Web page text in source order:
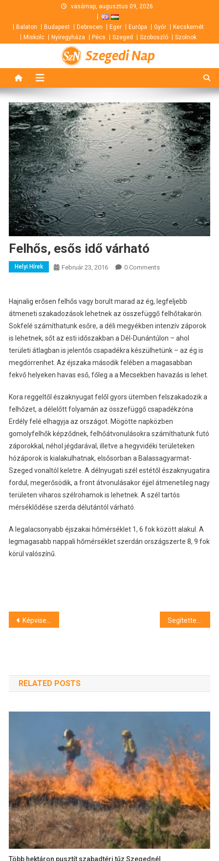
content
vasárnap, augusztus 09, 2026
Balaton Budapest Debrecen Eger Európa Győr
Kecskemét
Miskolc
Nyíregyháza Pécs Szeged Szoboszló Szolnok
Szegedi Nap
Felhős, esős idő várható
Helyi Hírek Február 23, 2016 0 Comments
Hajnalig erősen felhős vagy borult marad az ég, legfeljebb
átmeneti szakadozások lehetnek az összefüggő felhőtakarón.
Sokfelé számíthatunk esőre, a déli megyékben intenzív záporok
is lehetnek, sőt az esti időszakban a Dél-Dunántúlon – ahol
területi átlagban is jelentős csapadékra készülhetünk – az ég is
megdörrenhet. Az éjszaka második felében a magasabban
fekvő helyeken havas eső, főleg a a Mecsekben havazás is lehet.
Kora reggeltől északnyugat felől gyors ütemben felszakadozik a
felhőzet, a délelőtt folyamán az összefüggő csapadékzóna
Erdély felé elhagyja az országot. Mögötte napközben
gomolyfelhők képződnek, felhőátvonulásokra számíthatunk futó
záporokkal, néhol jégdarával, illetve a hegyvidéki területeken
hózáporok is kialakulhatnak, elsősorban a Balassagyarmat-
Szeged vonaltól keletre. A délnyugati szél estétől északnyugatira
fordul, megerősödik, a front átvonulásakor éjjel átmenetileg nagy
területen viharos szélrohamok is lehetnek. A szél tartós
mérséklődése szerda délutántól várható.
A legalacsonyabb éjszakai hőmérséklet 1, 6 fok között alakul. A
legmagasabb nappali hőmérséklet szerdán országszerte 8, 9 fok
körül valószínű.
Bejegyzés
Képviselőválasztás az Akadémián Segítettek a hajléktalan fiún
RELATED POSTS
Több hektáron pusztít szabadtéri tűz Szegednél